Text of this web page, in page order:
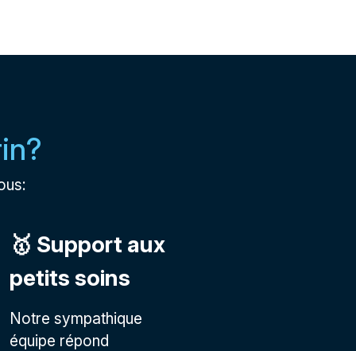
🥇 Support aux
petits soins
Notre sympathique
équipe répond